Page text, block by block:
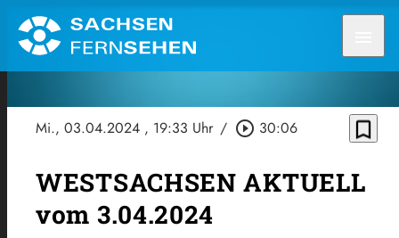
Mi., 03.04.2024 , 19:33 Uhr / play_circle_outline 30:06 bookmark_border
WESTSACHSEN AKTUELL
vom 3.04.2024